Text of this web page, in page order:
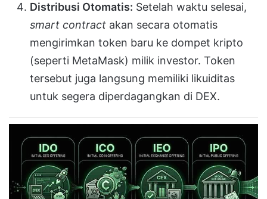
Distribusi Otomatis: Setelah waktu selesai,
smart contract akan secara otomatis
mengirimkan token baru ke dompet kripto
(seperti MetaMask) milik investor. Token
tersebut juga langsung memiliki likuiditas
untuk segera diperdagangkan di DEX.